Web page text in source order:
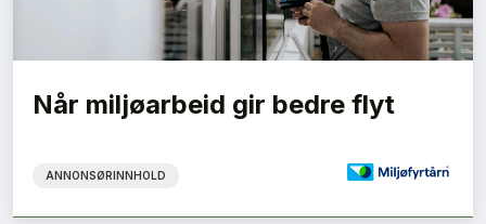
Når miljøarbeid gir bedre flyt
ANNONSØRINNHOLD